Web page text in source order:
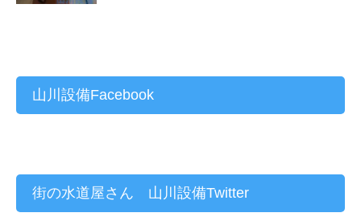
山川設備Facebook
街の水道屋さん 山川設備Twitter